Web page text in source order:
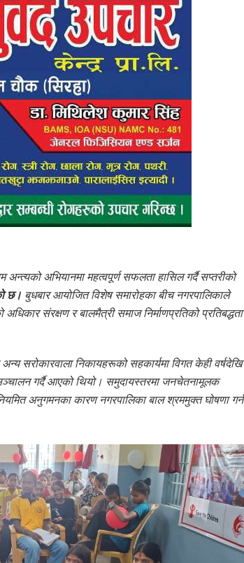
अभियानमा महत्वपूर्ण सफलता हासिल गर्दै सप्तरीको
छ। बुधबार आयोजित विशेष समारोहका बीच नगरपालिकाले
संरक्षण र बालमैत्री समाज निर्माणप्रतिको प्रतिबद्धता
सरोकारवाला निकायहरूको सहकार्यमा विगत केही वर्षदेखि
गर्दै आएको थियो। समुदायस्तरमा जनचेतनामूलक
अनुगमनका कारण नगरपालिका बाल श्रममुक्त घोषणा गर्न